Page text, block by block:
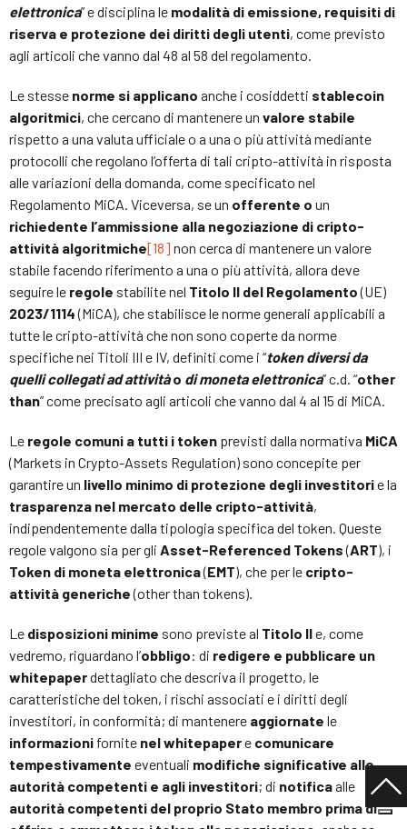
elettronica” e disciplina le modalità di emissione, requisiti di
riserva e protezione dei diritti degli utenti, come previsto
agli articoli che vanno dal 48 al 58 del regolamento.
Le stesse norme si applicano anche i cosiddetti stablecoin
algoritmici, che cercano di mantenere un valore stabile
rispetto a una valuta ufficiale o a una o più attività mediante
protocolli che regolano l’offerta di tali cripto-attività in risposta
alle variazioni della domanda, come specificato nel
Regolamento MiCA. Viceversa, se un offerente o un
richiedente l’ammissione alla negoziazione di cripto-
attività algoritmiche[18] non cerca di mantenere un valore
stabile facendo riferimento a una o più attività, allora deve
seguire le regole stabilite nel Titolo II del Regolamento(UE)
2023/1114(MiCA), che stabilisce le norme generali applicabili a
tutte le cripto-attività che non sono coperte da norme
specifiche nei Titoli III e IV, definiti come i “token diversi da
quelli collegati ad attivitào di moneta elettronica” c.d. “other
than” come precisato agli articoli che vanno dal 4 al 15 di MiCA.
Le regole comuni a tutti i token previsti dalla normativa MiCA
(Markets in Crypto-Assets Regulation) sono concepite per
garantire un livello minimo di protezione degli investitorie la
trasparenza nel mercato delle cripto-attività,
indipendentemente dalla tipologia specifica del token. Queste
regole valgono sia per gli Asset-Referenced Tokens(ART), i
Token di moneta elettronica(EMT), che per le cripto-
attività generiche(other than tokens).
Le disposizioni minime sono previste al Titolo IIe, come
vedremo, riguardano l’obbligo: di redigere e pubblicare un
whitepaperdettagliato che descriva il progetto, le
caratteristiche del token, i rischi associati e i diritti degli
investitori, in conformità; di mantenere aggiornate le
informazioni fornite nel whitepapere comunicare
tempestivamente eventuali modifiche significative alle
autorità competenti e agli investitori; di notificaalle
autorità competenti del proprio Stato membro prima di